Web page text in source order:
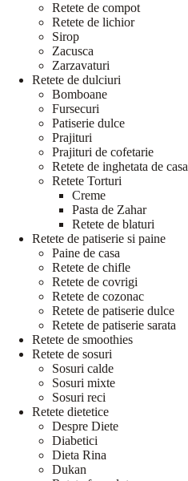
Retete de compot
Retete de lichior
Sirop
Zacusca
Zarzavaturi
Retete de dulciuri
Bomboane
Fursecuri
Patiserie dulce
Prajituri
Prajituri de cofetarie
Retete de inghetata de casa
Retete Torturi
Creme
Pasta de Zahar
Retete de blaturi
Retete de patiserie si paine
Paine de casa
Retete de chifle
Retete de covrigi
Retete de cozonac
Retete de patiserie dulce
Retete de patiserie sarata
Retete de smoothies
Retete de sosuri
Sosuri calde
Sosuri mixte
Sosuri reci
Retete dietetice
Despre Diete
Diabetici
Dieta Rina
Dukan